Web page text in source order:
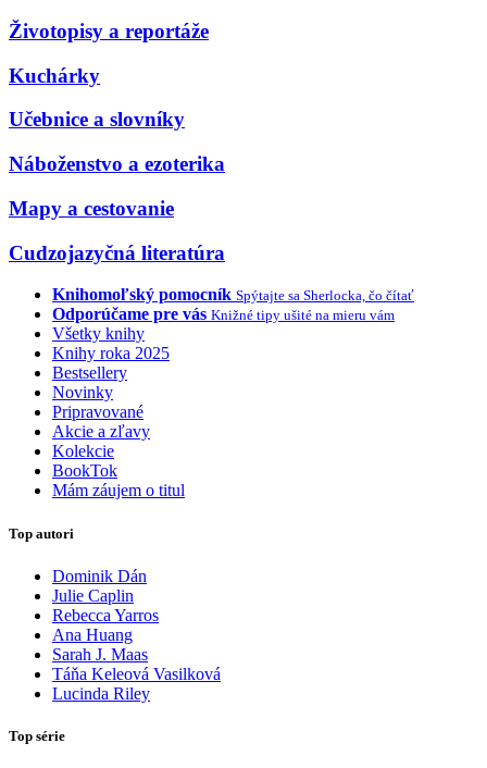
Životopisy a reportáže
Kuchárky
Učebnice a slovníky
Náboženstvo a ezoterika
Mapy a cestovanie
Cudzojazyčná literatúra
Knihomoľský pomocník Spýtajte sa Sherlocka, čo čítať
Odporúčame pre vás Knižné tipy ušité na mieru vám
Všetky knihy
Knihy roka 2025
Bestsellery
Novinky
Pripravované
Akcie a zľavy
Kolekcie
BookTok
Mám záujem o titul
Top autori
Dominik Dán
Julie Caplin
Rebecca Yarros
Ana Huang
Sarah J. Maas
Táňa Keleová Vasilková
Lucinda Riley
Top série